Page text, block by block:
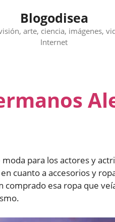
Blogodisea
arte, ciencia, imágenes,
Internet
para los actores y
cuanto a accesorios y
esa ropa que